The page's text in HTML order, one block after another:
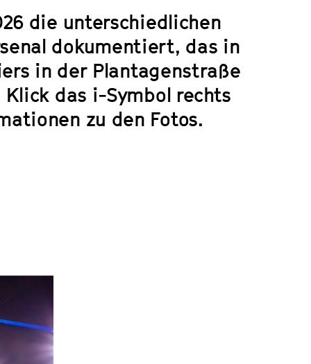
die unterschiedlichen
dokumentiert, das in
in der Plantagenstraße
das i-Symbol rechts
zu den Fotos.